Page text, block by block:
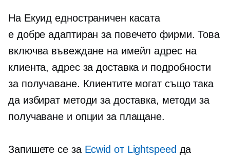
На Екуидедностраничен касата
е добре адаптиран за повечето фирми. Това
включва въвеждане на имейл адрес на
клиента, адрес за доставка и подробности
за получаване. Клиентите могат също така
да избират методи за доставка, методи за
получаване и опции за плащане.
Запишете се за Ecwid от Lightspeed да